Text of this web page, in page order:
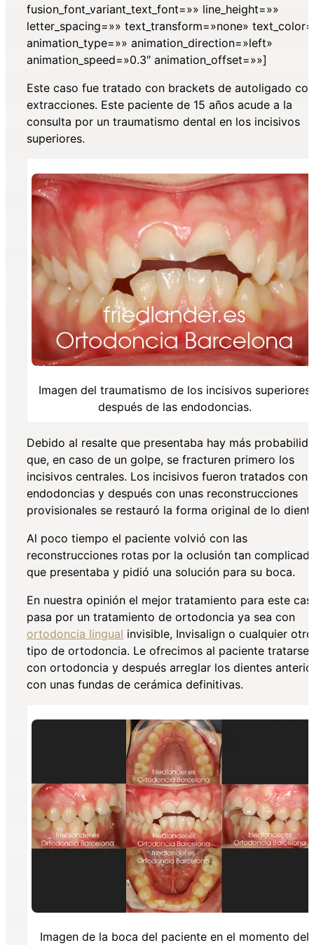
fusion_font_variant_text_font=»» line_height=»»
letter_spacing=»» text_transform=»none»
animation_type=»» animation_direction=»left»
animation_speed=»0.3″ animation_offset=»»]
Este caso fue tratado con brackets de autoligado
extracciones. Este paciente de 15 años acude a la
consulta por un traumatismo dental en los incisivos
superiores.
Imagen del traumatismo de los incisivos superiores
después de las endodoncias.
Debido al resalte que presentaba hay más
que, en caso de un golpe, se fracturen primero los
incisivos centrales. Los incisivos fueron tratados con
endodoncias y después con unas reconstrucciones
provisionales se restauró la forma original de lo
Al poco tiempo el paciente volvió con las
reconstrucciones rotas por la oclusión tan
que presentaba y pidió una solución para su boca.
En nuestra opinión el mejor tratamiento para este
pasa por un tratamiento de ortodoncia ya sea con
ortodoncia lingual invisible, Invisalign o cualquier otro
tipo de ortodoncia. Le ofrecimos al paciente tratarse
con ortodoncia y después arreglar los dientes
con unas fundas de cerámica definitivas.
Imagen de la boca del paciente en el momento del